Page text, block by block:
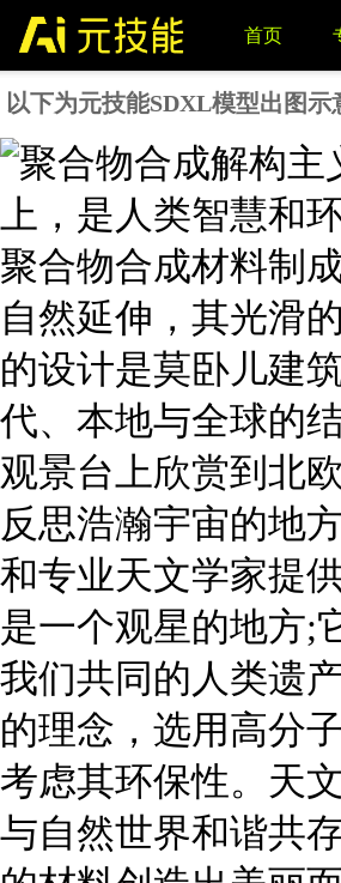
首页
LORA模型 VIP 写词与图片反推
以下为元技能SDXL模型出图示